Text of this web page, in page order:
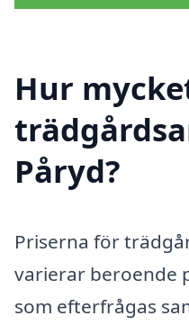
Hur
Påryd?
Priserna för
varierar beroende
som efterfrågas